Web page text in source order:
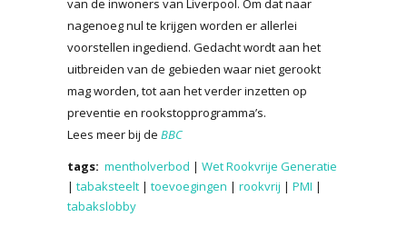
van de inwoners van Liverpool. Om dat naar
nagenoeg nul te krijgen worden er allerlei
voorstellen ingediend. Gedacht wordt aan het
uitbreiden van de gebieden waar niet gerookt
mag worden, tot aan het verder inzetten op
preventie en rookstopprogramma’s.
Lees meer bij de BBC
tags: mentholverbod | Wet Rookvrije Generatie
| tabaksteelt | toevoegingen | rookvrij | PMI |
tabakslobby